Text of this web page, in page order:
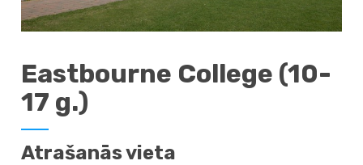
Eastbourne College (10-
17 g.)
Atrašanās vieta